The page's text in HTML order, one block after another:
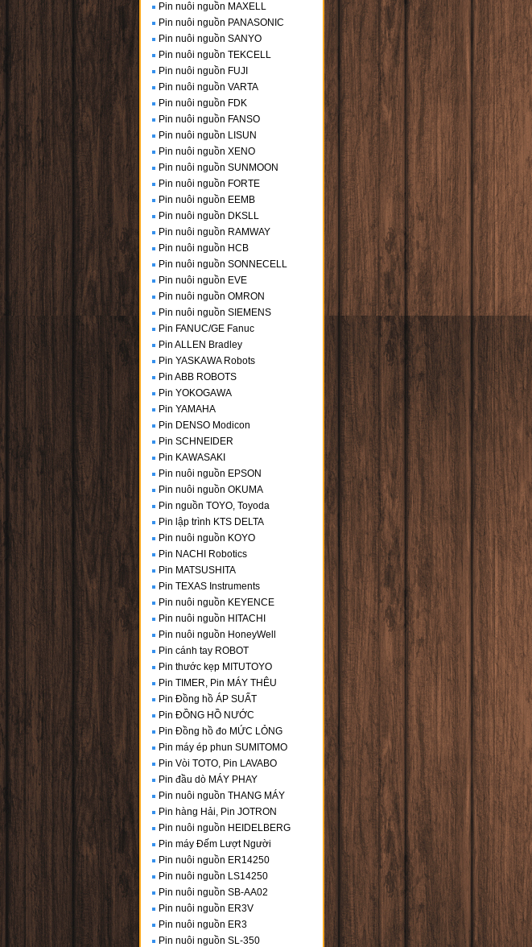
Pin nuôi nguồn MAXELL
Pin nuôi nguồn PANASONIC
Pin nuôi nguồn SANYO
Pin nuôi nguồn TEKCELL
Pin nuôi nguồn FUJI
Pin nuôi nguồn VARTA
Pin nuôi nguồn FDK
Pin nuôi nguồn FANSO
Pin nuôi nguồn LISUN
Pin nuôi nguồn XENO
Pin nuôi nguồn SUNMOON
Pin nuôi nguồn FORTE
Pin nuôi nguồn EEMB
Pin nuôi nguồn DKSLL
Pin nuôi nguồn RAMWAY
Pin nuôi nguồn HCB
Pin nuôi nguồn SONNECELL
Pin nuôi nguồn EVE
Pin nuôi nguồn OMRON
Pin nuôi nguồn SIEMENS
Pin FANUC/GE Fanuc
Pin ALLEN Bradley
Pin YASKAWA Robots
Pin ABB ROBOTS
Pin YOKOGAWA
Pin YAMAHA
Pin DENSO Modicon
Pin SCHNEIDER
Pin KAWASAKI
Pin nuôi nguồn EPSON
Pin nuôi nguồn OKUMA
Pin nguồn TOYO, Toyoda
Pin lập trình KTS DELTA
Pin nuôi nguồn KOYO
Pin NACHI Robotics
Pin MATSUSHITA
Pin TEXAS Instruments
Pin nuôi nguồn KEYENCE
Pin nuôi nguồn HITACHI
Pin nuôi nguồn HoneyWell
Pin cánh tay ROBOT
Pin thước kẹp MITUTOYO
Pin TIMER, Pin MÁY THÊU
Pin Đồng hồ ÁP SUẤT
Pin ĐỒNG HỒ NƯỚC
Pin Đồng hồ đo MỨC LỎNG
Pin máy ép phun SUMITOMO
Pin Vòi TOTO, Pin LAVABO
Pin đầu dò MÁY PHAY
Pin nuôi nguồn THANG MÁY
Pin hàng Hải, Pin JOTRON
Pin nuôi nguồn HEIDELBERG
Pin máy Đếm Lượt Người
Pin nuôi nguồn ER14250
Pin nuôi nguồn LS14250
Pin nuôi nguồn SB-AA02
Pin nuôi nguồn ER3V
Pin nuôi nguồn ER3
Pin nuôi nguồn SL-350